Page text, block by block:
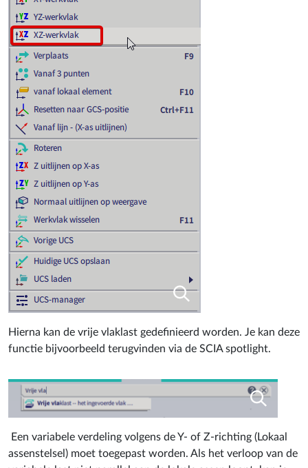
Hierna kan de vrije vlaklast gedefinieerd worden. Je kan deze
functie bijvoorbeeld terugvinden via de SCIA spotlight.
Een variabele verdeling volgens de Y- of Z-richting (Lokaal
assenstelsel) moet toegepast worden. Als het verloop van de